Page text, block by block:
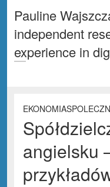
Pauline
independent
experience in
angielsku